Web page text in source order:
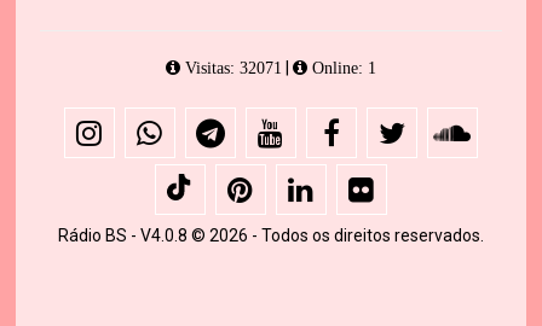
Visitas: 32071 Online: 1
Rádio BS - V4.0.8 © 2026 - Todos os direitos reservados.